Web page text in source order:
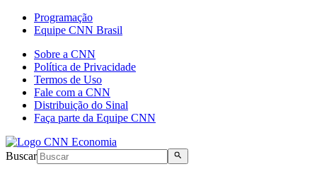
Programação
Equipe CNN Brasil
Sobre a CNN
Política de Privacidade
Termos de Uso
Fale com a CNN
Distribuição do Sinal
Faça parte da Equipe CNN
Buscar